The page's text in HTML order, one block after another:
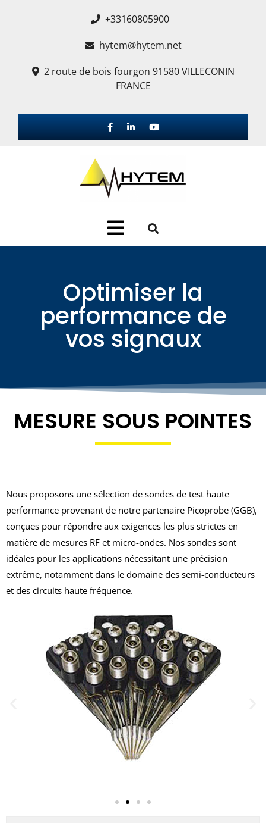
+33160805900
hytem@hytem.net
2 route de bois fourgon 91580 VILLECONIN
FRANCE
Optimiser la
performance de
vos signaux
MESURE SOUS POINTES
Nous proposons une sélection de sondes de test haute
performance provenant de notre partenaire Picoprobe (GGB),
conçues pour répondre aux exigences les plus strictes en
matière de mesures RF et micro-ondes. Nos sondes sont
idéales pour les applications nécessitant une précision
extrême, notamment dans le domaine des semi-conducteurs
et des circuits haute fréquence.